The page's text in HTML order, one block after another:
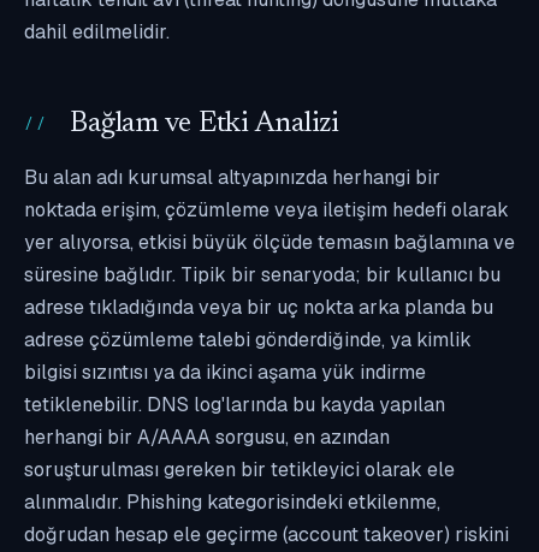
dahil edilmelidir.
Bağlam ve Etki Analizi
Bu alan adı kurumsal altyapınızda herhangi bir
noktada erişim, çözümleme veya iletişim hedefi olarak
yer alıyorsa, etkisi büyük ölçüde temasın bağlamına ve
süresine bağlıdır. Tipik bir senaryoda; bir kullanıcı bu
adrese tıkladığında veya bir uç nokta arka planda bu
adrese çözümleme talebi gönderdiğinde, ya kimlik
bilgisi sızıntısı ya da ikinci aşama yük indirme
tetiklenebilir. DNS log'larında bu kayda yapılan
herhangi bir A/AAAA sorgusu, en azından
soruşturulması gereken bir tetikleyici olarak ele
alınmalıdır. Phishing kategorisindeki etkilenme,
doğrudan hesap ele geçirme (account takeover) riskini